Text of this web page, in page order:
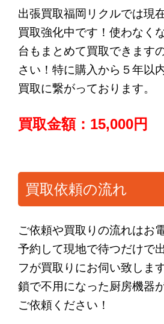
出張買取福岡リクルでは現
買取強化中です！使わなく
台もまとめて買取できます
さい！特に購入から５年以
買取に繋がっております。
買取金額：15,000円
買取依頼の流れ
ご依頼や買取りの流れはお
予約して現地で待つだけで
フが買取りにお伺い致しま
鎖で不用になった厨房機器
ご依頼ください！